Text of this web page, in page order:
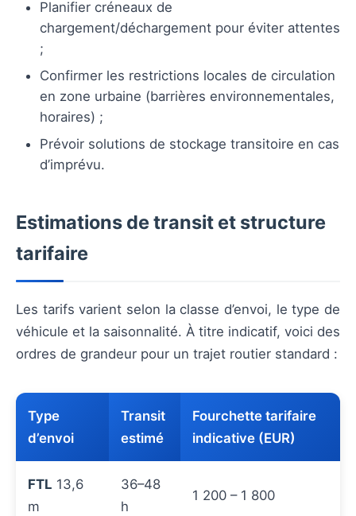
Planifier créneaux de
chargement/déchargement pour éviter attentes
;
Confirmer les restrictions locales de circulation
en zone urbaine (barrières environnementales,
horaires) ;
Prévoir solutions de stockage transitoire en cas
d’imprévu.
Estimations de transit et structure
tarifaire
Les tarifs varient selon la classe d’envoi, le type de
véhicule et la saisonnalité. À titre indicatif, voici des
ordres de grandeur pour un trajet routier standard :
Type
d’envoi
Transit
estimé
Fourchette tarifaire
indicative (EUR)
FTL 13,6
m
36–48
h
1 200 – 1 800